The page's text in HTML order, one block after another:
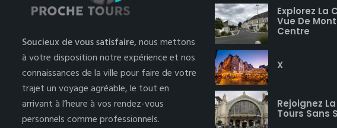
Soucieux de vous satisfaire,nous mettons
à votre disposition notre expérience et nos
connaissances de la ville pour faire de votre
trajet un voyage agréable, le tout en
arrivant à l’heure à vos rendez-vous
personnels comme professionnels.
Explorez La
Vue De
Centre
X
Rejoignez
Tours Sans